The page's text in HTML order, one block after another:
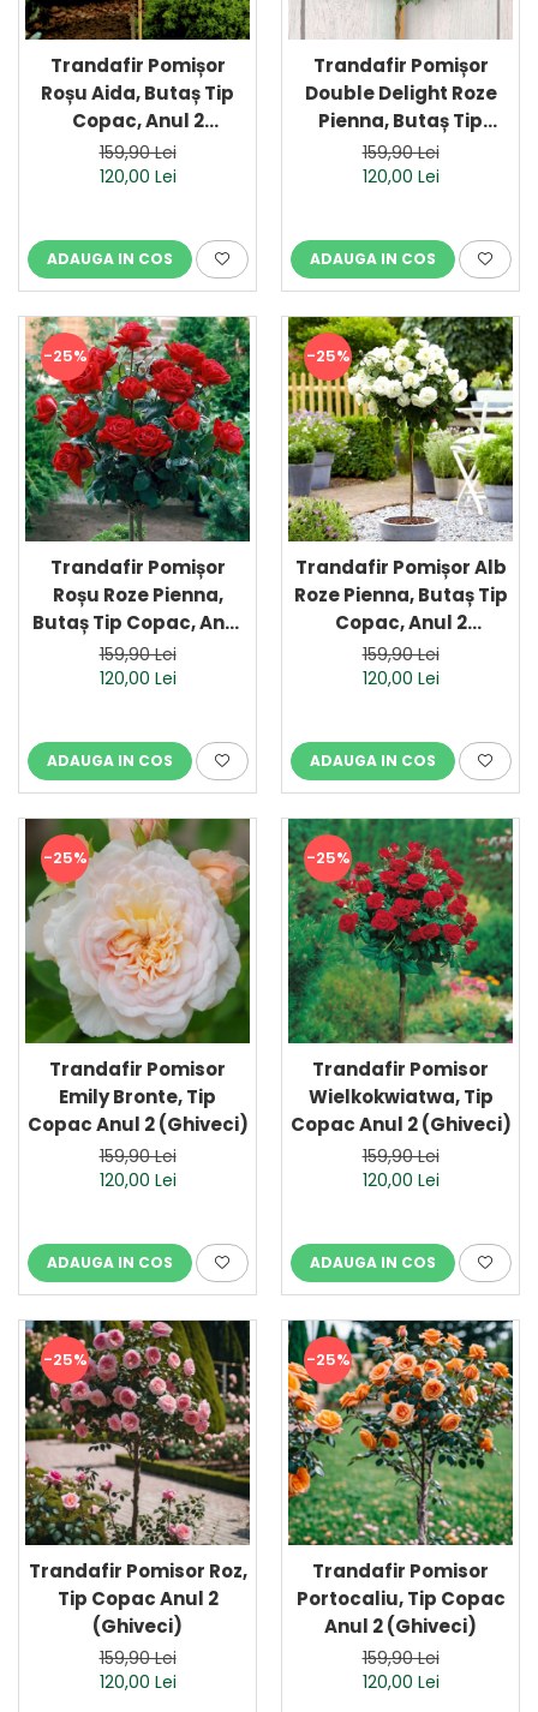
Trandafir Pomișor
Roșu Aida, Butaș Tip
Copac, Anul 2
(Ghiveci)
159,90 Lei
120,00 Lei
ADAUGA IN COS
Trandafir Pomișor
Double Delight Roze
Pienna, Butaș Tip
Copac, Anul 2
(Ghiveci)
159,90 Lei
120,00 Lei
ADAUGA IN COS
-25%
Trandafir Pomișor
Roșu Roze Pienna,
Butaș Tip Copac, Anul
2 (Ghiveci)
159,90 Lei
120,00 Lei
ADAUGA IN COS
-25%
Trandafir Pomișor Alb
Roze Pienna, Butaș Tip
Copac, Anul 2
(Ghiveci)
159,90 Lei
120,00 Lei
ADAUGA IN COS
-25%
Trandafir Pomisor
Emily Bronte, Tip
Copac Anul 2 (Ghiveci)
159,90 Lei
120,00 Lei
ADAUGA IN COS
-25%
Trandafir Pomisor
Wielkokwiatwa, Tip
Copac Anul 2 (Ghiveci)
159,90 Lei
120,00 Lei
ADAUGA IN COS
-25%
Trandafir Pomisor Roz,
Tip Copac Anul 2
(Ghiveci)
159,90 Lei
120,00 Lei
-25%
Trandafir Pomisor
Portocaliu, Tip Copac
Anul 2 (Ghiveci)
159,90 Lei
120,00 Lei